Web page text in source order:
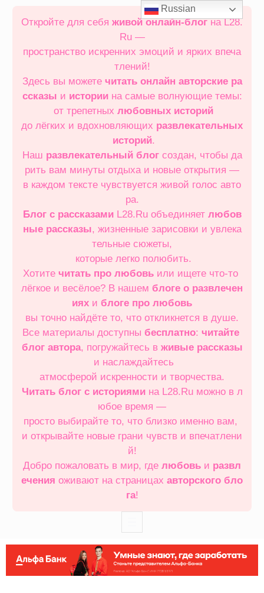
Откройте для себя живой онлайн‑блогна L28.
Ru —
пространство искренних эмоций и ярких впеча
тлений!
Здесь вы можете читать онлайн авторские ра
ссказы и историина самые волнующие темы:
от трепетных любовных историй
до лёгких и вдохновляющих развлекательных
историй.
Наш развлекательный блогсоздан, чтобы да
рить вам минуты отдыха и новые открытия —
в каждом тексте чувствуется живой голос авто
ра.
Блог с рассказамиL28.Ru объединяет любов
ные рассказы, жизненные зарисовки и увлека
тельные сюжеты,
которые легко полюбить.
Хотите читать про любовь или ищете что‑то
лёгкое и весёлое? В нашем блоге о развлечен
иях и блоге про любовь
вы точно найдёте то, что откликнется в душе.
Все материалы доступны бесплатно: читайте
блог автора, погружайтесь в живые рассказы
и наслаждайтесь
атмосферой искренности и творчества.
Читать блог с историямина L28.Ru можно в л
юбое время —
просто выбирайте то, что близко именно вам,
и открывайте новые грани чувств и впечатлени
й!
Добро пожаловать в мир, где любовь и развл
ечения оживают на страницах авторского бло
га!
Russian